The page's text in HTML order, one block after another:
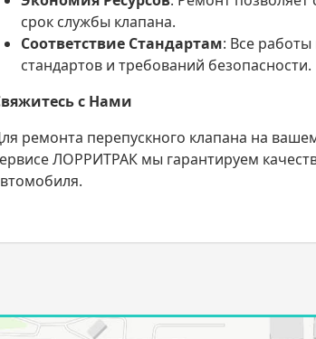
срок службы клапана.
Соответствие Стандартам: Все
стандартов и требований безопасности.
с Нами
ремонта перепускного клапана на
ЛОРРИТРАК мы гарантируем